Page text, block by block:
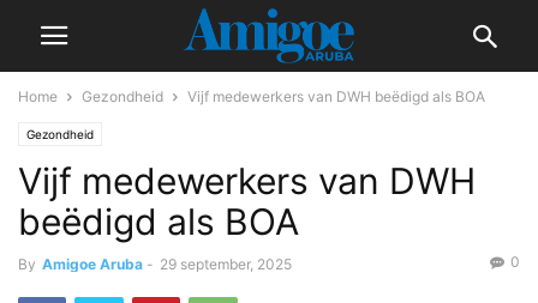
Home Gezondheid Vijf medewerkers van DWH beëdigd als BOA
Gezondheid
Vijf medewerkers van DWH
beëdigd als BOA
By Amigoe Aruba - 29 september, 2025 0